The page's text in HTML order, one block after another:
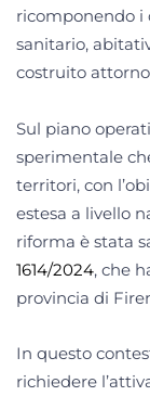
ricomponendo i
sanitario,
costruito
Sul piano
sperimentale
territori, con
estesa a livello
riforma è stata
1614/2024, che
provincia di
In questo
richiedere